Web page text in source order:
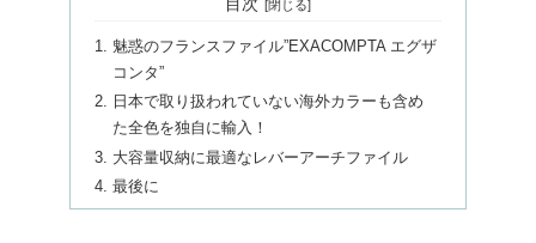
魅惑のフランスファイル”EXACOMPTA エグザ
コンタ”
日本で取り扱われていない海外カラーも含め
た全色を独自に輸入！
大容量収納に最適なレバーアーチファイル
最後に